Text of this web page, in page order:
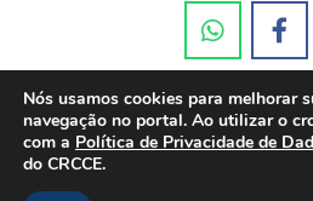
Nós usamos cookies para melhorar
navegação no portal. Ao utilizar o
com a Política de Privacidade de
do CRCCE.